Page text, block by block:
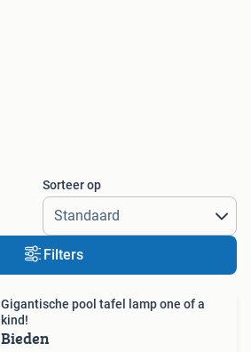
Sorteer op
Filters
Gigantische pool tafel lamp one of a
kind!
Bieden